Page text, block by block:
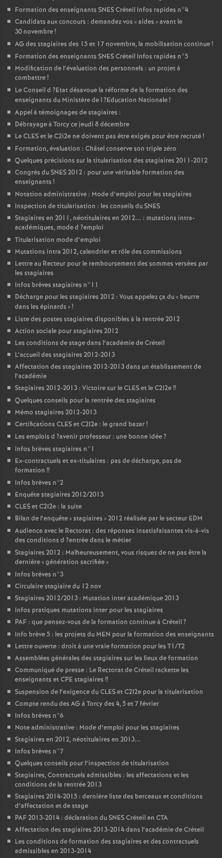
Formation des enseignants SNESCréteil Infos rapides n°4
Candidats aux concours : demandez vos «aides » avant le
30 novembre!
AG des stagiaires des 15 et 17 novembre, la mobilisation continue!
Formation des enseignants SNESCréteil Infos rapides n°5
Modification de l’évaluation des personnels : un projet à
combattre!
Le Conseil d ?Etat désavoue la réforme de la formation des
enseignants du Ministère de l?Education Nationale!
Appel à témoignages de stagiaires :
Débrayage à Torcy ce jeudi 8 décembre
LeCLESet le C2i2e ne doivent pas être exigés pour être recruté!
Formation, évaluation : Châtel conserve son triple zéro
Quelques précisions sur la titularisation des stagiaires 2011-2012
Congrès duSNES2012 : pour une véritable formation des
enseignants !
Notation administrative : Mode d’emploi pour les stagiaires
Inspection de titularisation : les conseils duSNES
Stagiaires en 2011, néotitulaires en 2012... : mutations intra-
académiques, mode d ?emploi
Titularisation mode d’emploi
Mutations intra 2012, calendrier et rôle des commissions
Lettre au Recteur pour le remboursement des sommes versées par
les stagiaires
Infos brèves stagiaires n°11
Décharge pour les stagiaires 2012 : Vous appelez ça du « beurre
dans les épinards »!
Liste des postes stagiaires disponibles à la rentrée 2012
Action sociale pour stagiaires 2012
Les conditions de stage dans l’académie de Créteil
L’accueil des stagiaires 2012-2013
Affectation des stagiaires 2012-2013 dans un établissement de
l’académie
Stagiaires 2012-2013 : Victoire sur leCLESet le C2I2e!!
Quelques conseils pour la rentrée des stagiaires
Mémo stagiaires 2012-2013
Certifications CLESet C2I2e : le grand bazar!
Les emplois d ?avenir professeur : une bonne idée?
Infos brèves stagiaires n°1
Ex-contractuels et ex-titulaires : pas de décharge, pas de
formation !!
Infos brèves n°2
Enquête stagiaires 2012/2013
CLESet C2I2e : la suite
Bilan de l’enquête «stagiaires » 2012 réalisée par le secteur EDM
Audience avec le Rectorat : des réponses insatisfaisantes vis-à-vis
des conditions d ?entrée dans le métier
Stagiaires 2012 : Malheureusement, vous risquez de ne pas être la
dernière «génération sacrifiée»
Infos brèves n°3
Circulaire stagiaire du 12 nov
Stagiaires 2012/2013 : Mutation inter académique 2013
Infos pratiques mutations inter pour les stagiaires
PAF : que pensez-vous de la formation continue à Créteil?
Info brève 5 : les projets du MEN pour la formation des enseignants
Lettre ouverte : droit à une vraie formation pour les T1/T2
Assemblées générales des stagiaires sur les lieux de formation
Communiqué de presse : Le Rectorat de Créteil rackette les
enseignants etCPE stagiaires !!
Suspension de l’exigence duCLESet C2I2e pour la titularisation
Compte rendu des AG à Torcy des 4, 5 et 7 février
Infos brèves n°6
Note administrative : Mode d’emploi pour les stagiaires
Stagiaires en 2012, néotitulaires en 2013...
Infos brèves n°7
Quelques conseils pour l’inspection de titularisation
Stagiaires, Contractuels admissibles : les affectations et les
conditions de la rentrée 2013
Stagiaires 2014-2015 : dernière liste des berceaux et conditions
d’affectation et de stage
PAF2013-2014 : déclaration duSNESCréteil en CTA
Affectation des stagiaires 2013-2014 dans l’académie de Créteil
Les conditions de formation des stagiaires et des contractuels
admissibles en 2013-2014